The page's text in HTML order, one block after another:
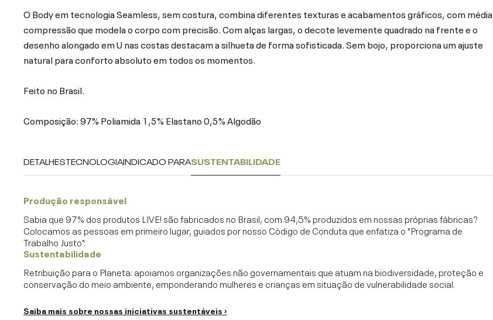
O Body em tecnologia Seamless, sem costura, combina diferentes texturas e acabamentos gráficos, com média
compressão que modela o corpo com precisão. Com alças largas, o decote levemente quadrado na frente e o
desenho alongado em U nas costas destacam a silhueta de forma sofisticada. Sem bojo, proporciona um ajuste
natural para conforto absoluto em todos os momentos.
Feito no Brasil.
Composição: 97% Poliamida 1,5% Elastano 0,5% Algodão
DETALHESTECNOLOGIAINDICADO PARASUSTENTABILIDADE
Produção responsável
Sabia que 97% dos produtos LIVE! são fabricados no Brasil, com 94,5% produzidos em nossas próprias fábricas?
Colocamos as pessoas em primeiro lugar, guiados por nosso Código de Conduta que enfatiza o "Programa de
Trabalho Justo".
Sustentabilidade
Retribuição para o Planeta: apoiamos organizações não governamentais que atuam na biodiversidade, proteção e
conservação do meio ambiente, emponderando mulheres e crianças em situação de vulnerabilidade social.
Saiba mais sobre nossas iniciativas sustentáveis ›